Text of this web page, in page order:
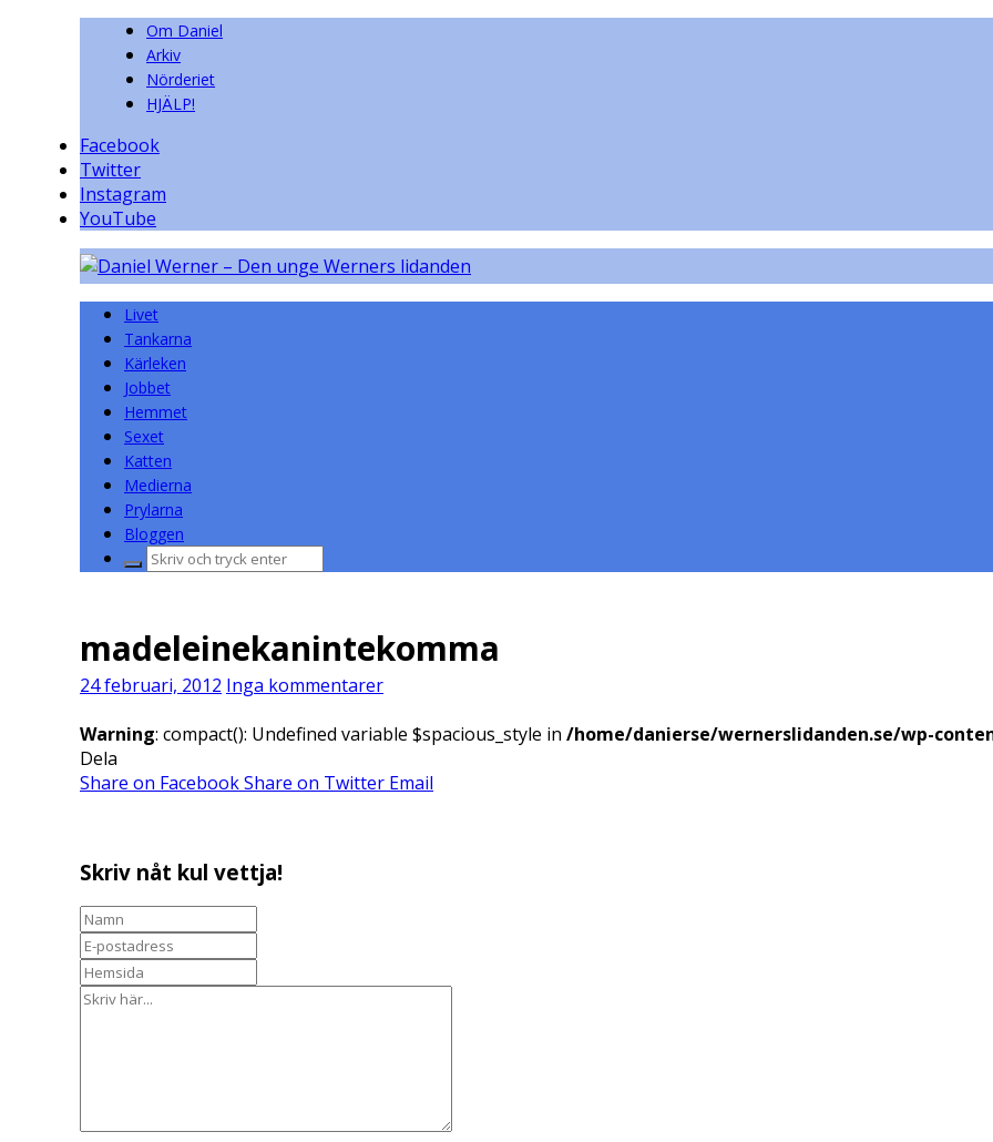
Om Daniel
Arkiv
Nörderiet
HJÄLP!
Facebook
Twitter
Instagram
YouTube
Livet
Tankarna
Kärleken
Jobbet
Hemmet
Sexet
Katten
Medierna
Prylarna
Bloggen
Sök
madeleinekanintekomma
24 februari, 2012 Inga kommentarer
Warning: compact(): Undefined variable $spacious_style in /home/danierse/wernerslidanden.se/wp-
Dela
Share on FacebookShare on Twitter Email
Skriv nåt kul vettja!